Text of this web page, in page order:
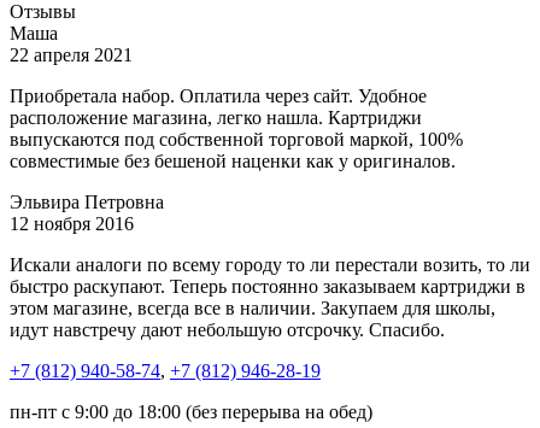
Отзывы
Маша
22 апреля 2021
Приобретала набор. Оплатила через сайт. Удобное
расположение магазина, легко нашла. Картриджи
выпускаются под собственной торговой маркой, 100%
совместимые без бешеной наценки как у оригиналов.
Эльвира Петровна
12 ноября 2016
Искали аналоги по всему городу то ли перестали возить, то ли
быстро раскупают. Теперь постоянно заказываем картриджи в
этом магазине, всегда все в наличии. Закупаем для школы,
идут навстречу дают небольшую отсрочку. Спасибо.
+7 (812) 940-58-74, +7 (812) 946-28-19
пн-пт с 9:00 до 18:00 (без перерыва на обед)